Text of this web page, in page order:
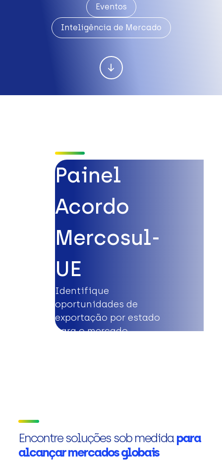
Eventos
Inteligência de Mercado
Painel
Acordo
Mercosul-
UE
Identifique
oportunidades de
exportação por estado
para o mercado
Encontre soluções sob medidapara
alcançar mercados globais